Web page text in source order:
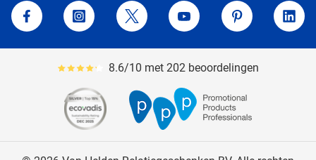
Van Helden Relatiegeschenken
Facebook InstagramTwitter YouTube Pinterest
Gemiddeld reviewpercentage is 86
8.6/10 met 202 beoordelingen